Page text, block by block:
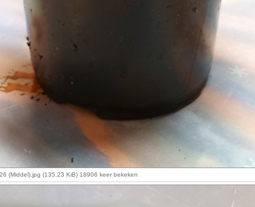
(Middel).jpg (135.23 KiB) 18906 keer bekeken